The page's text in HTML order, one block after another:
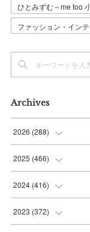
ひとみずむ～me too
ファッション・イン
Archives
2026 (288)
(9)
(36
(37
2025 (466)
(56
(37
2024 (416)
(38
2023 (372)